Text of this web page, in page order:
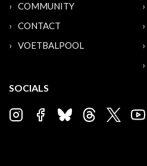
COMMUNITY
CONTACT
VOETBALPOOL
SOCIALS